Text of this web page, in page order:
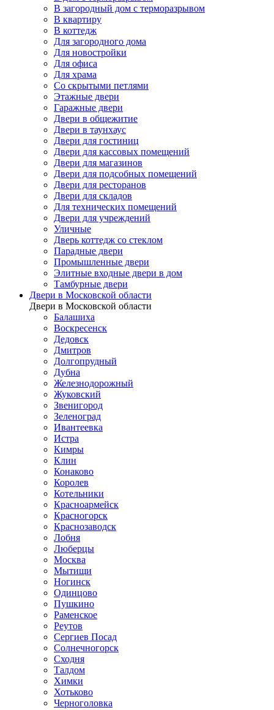
В загородный дом с терморазрывом
В квартиру
В коттедж
Для загородного дома
Для новостройки
Для офиса
Для храма
Со скрытыми петлями
Этажные двери
Гаражные двери
Двери в общежитие
Двери в таунхаус
Двери для гостиниц
Двери для кассовых помещений
Двери для магазинов
Двери для подсобных помещений
Двери для ресторанов
Двери для складов
Для технических помещений
Двери для учреждений
Уличные
Дверь коттедж со стеклом
Парадные двери
Промышленные двери
Элитные входные двери в дом
Тамбурные двери
Двери в Московской области
Двери в Московской области
Балашиха
Воскресенск
Дедовск
Дмитров
Долгопрудный
Дубна
Железнодорожный
Жуковский
Звенигород
Зеленоград
Ивантеевка
Истра
Кимры
Клин
Конаково
Королев
Котельники
Красноармейск
Красногорск
Краснозаводск
Лобня
Люберцы
Москва
Мытищи
Ногинск
Одинцово
Пушкино
Раменское
Реутов
Сергиев Посад
Солнечногорск
Сходня
Талдом
Химки
Хотьково
Черноголовка